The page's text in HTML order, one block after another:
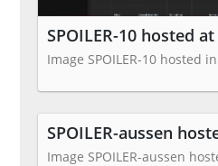
SPOILER-10 hosted
Image SPOILER-10 hosted
SPOILER-aussen
Image SPOILER-aussen